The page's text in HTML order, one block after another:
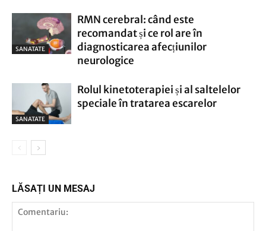
SANATATE
RMN cerebral: când este
recomandat și ce rol are în
diagnosticarea afecțiunilor
neurologice
SANATATE
Rolul kinetoterapiei și al saltelelor
speciale în tratarea escarelor
LĂSAȚI UN MESAJ